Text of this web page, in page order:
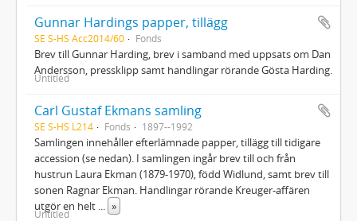
Gunnar Hardings papper, tillägg
SE S-HS Acc2014/60 Fonds
Brev till Gunnar Harding, brev i samband med uppsats om Dan
Andersson, pressklipp samt handlingar rörande Gösta Harding.
Untitled
Carl Gustaf Ekmans samling
SE S-HS L214 Fonds 1897--1992
Samlingen innehåller efterlämnade papper, tillägg till tidigare
accession (se nedan). I samlingen ingår brev till och från
hustrun Laura Ekman (1879-1970), född Widlund, samt brev till
sonen Ragnar Ekman. Handlingar rörande Kreuger-affären
utgör en helt
»
Untitled